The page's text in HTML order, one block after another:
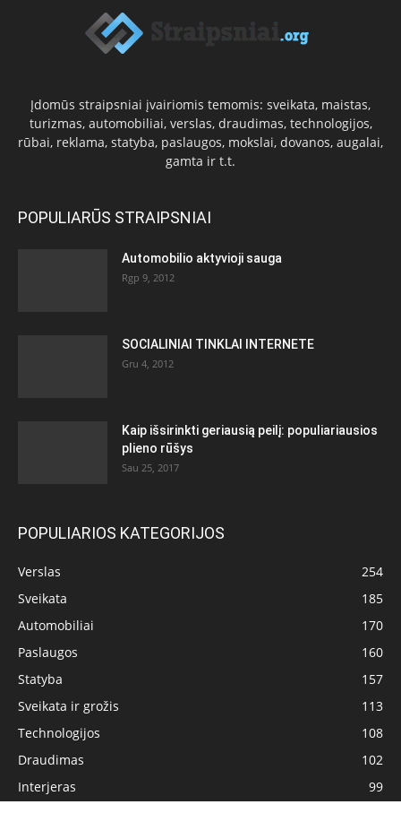
Įdomūs straipsniai įvairiomis temomis: sveikata, maistas,
turizmas, automobiliai, verslas, draudimas, technologijos,
rūbai, reklama, statyba, paslaugos, mokslai, dovanos, augalai,
gamta ir t.t.
POPULIARŪS STRAIPSNIAI
Automobilio aktyvioji sauga
Rgp 9, 2012
SOCIALINIAI TINKLAI INTERNETE
Gru 4, 2012
Kaip išsirinkti geriausią peilį: populiariausios
plieno rūšys
Sau 25, 2017
POPULIARIOS KATEGORIJOS
Verslas
254
Sveikata
185
Automobiliai
170
Paslaugos
160
Statyba
157
Sveikata ir grožis
113
Technologijos
108
Draudimas
102
Interjeras
99